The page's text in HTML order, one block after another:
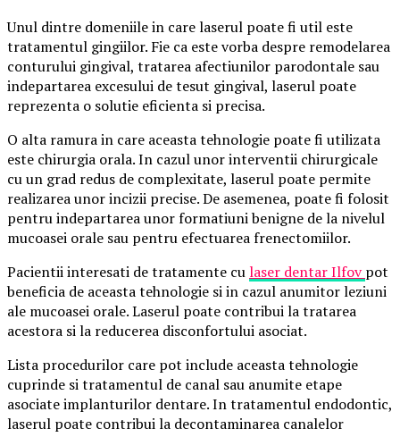
Unul dintre domeniile in care laserul poate fi util este
tratamentul gingiilor. Fie ca este vorba despre remodelarea
conturului gingival, tratarea afectiunilor parodontale sau
indepartarea excesului de tesut gingival, laserul poate
reprezenta o solutie eficienta si precisa.
O alta ramura in care aceasta tehnologie poate fi utilizata
este chirurgia orala. In cazul unor interventii chirurgicale
cu un grad redus de complexitate, laserul poate permite
realizarea unor incizii precise. De asemenea, poate fi folosit
pentru indepartarea unor formatiuni benigne de la nivelul
mucoasei orale sau pentru efectuarea frenectomiilor.
Pacientii interesati de tratamente culaser dentar Ilfovpot
beneficia de aceasta tehnologie si in cazul anumitor leziuni
ale mucoasei orale. Laserul poate contribui la tratarea
acestora si la reducerea disconfortului asociat.
Lista procedurilor care pot include aceasta tehnologie
cuprinde si tratamentul de canal sau anumite etape
asociate implanturilor dentare. In tratamentul endodontic,
laserul poate contribui la decontaminarea canalelor